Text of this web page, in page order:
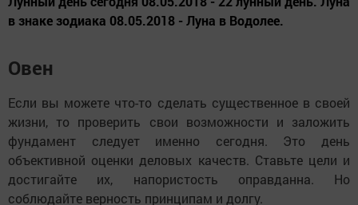
в знаке зодиака 08.05.2018 - Луна в Водолее.
Овен
Если вы можете что-то сделать существенное в своей
жизни, то проверить свои возможности и заложить
фундамент следует именно сегодня. Это день
объективной оценки деловых качеств. Ставьте цели и
достигайте их, напористость оправданна. Но
соблюдайте верность принципам и долгу.